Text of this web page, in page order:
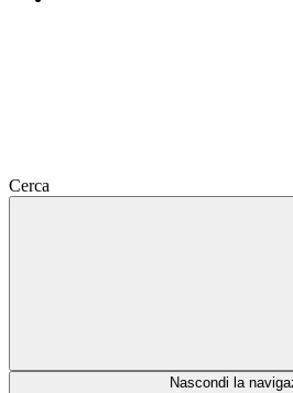
Cerca
Nascondi la